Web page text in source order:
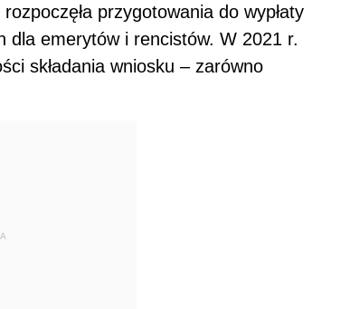
przygotowania do wypłaty
dla emerytów i rencistów. W 2021 r.
składania wniosku – zarówno